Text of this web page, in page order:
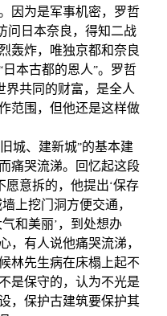
因为是军事机密，罗哲
问日本奈良，得知二战
轰炸，唯独京都和奈良
日本古都的恩人”。罗哲
界共同的财富，是全人
范围，但他还是这样做
城、建新城”的基本建
痛哭流涕。回忆起这段
愿意拆的，他提出‘保存
上挖门洞方便交通，
和美丽’ ，到处想办
，有人说他痛哭流涕，
林先生病在床榻上起不
是保守的，认为不光是
，保护古建筑要保护其